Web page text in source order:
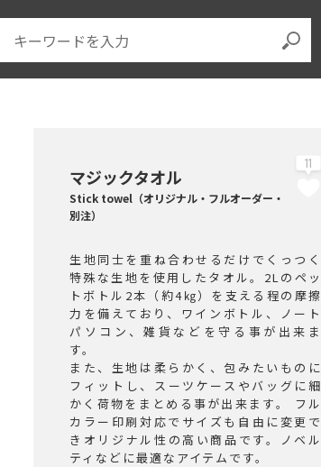
マジックタオル
Stick towel（オリジナル・フルオーダー・
別注）
11
生地同士を重ね合わせるだけでくっつく
特殊な生地を使用したタオル。2Lのペッ
トボトル2本（約4㎏）を支える程の摩擦
力を備えており、ワインボトル、ノート
パソコン、雑貨などを守る事が出来ま
す。​
また、生地は柔らかく、包みたいものに
フィットし、スーツケースやバッグに細
かく荷物をまとめる事が出来ます。 ​フル
カラー印刷対応でサイズも自由に変更で
きオリジナル性の高い商品です。ノベル
ティなどに最適なアイテムです。